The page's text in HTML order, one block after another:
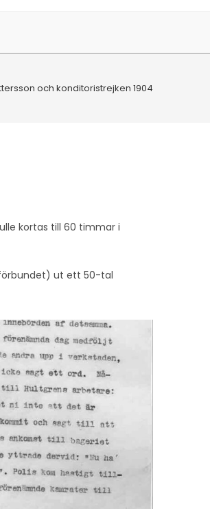
och konditoristrejken 1904
kortas till 60 timmar i
ut ett 50-tal